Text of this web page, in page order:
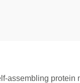
assembling protein